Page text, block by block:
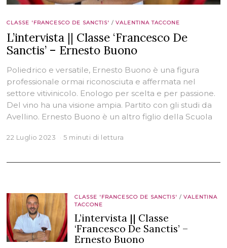
CLASSE 'FRANCESCO DE SANCTIS' / VALENTINA TACCONE
L’intervista || Classe ‘Francesco De
Sanctis’ – Ernesto Buono
Poliedrico e versatile, Ernesto Buono è una figura
professionale ormai riconosciuta e affermata nel
settore vitivinicolo. Enologo per scelta e per passione.
Del vino ha una visione ampia. Partito con gli studi da
Avellino. Ernesto Buono è un altro figlio della Scuola
22 Luglio 2023 5 minuti di lettura
CLASSE 'FRANCESCO DE SANCTIS' / VALENTINA
TACCONE
L’intervista || Classe
‘Francesco De Sanctis’ –
Ernesto Buono